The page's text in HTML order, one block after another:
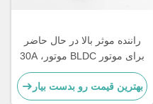
راننده موثر بالا در حال حاضر
برای موتور BLDC موتور، 30A
H Bridge Circuit MOSFET
بهترین قیمت رو بدست بیار